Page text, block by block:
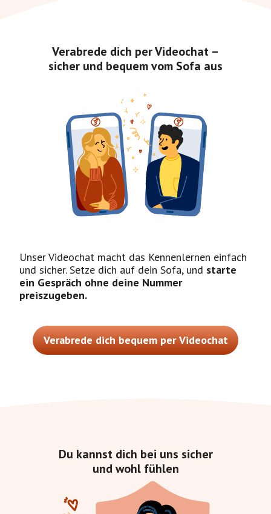
Verabrede dich per Videochat –
sicher und bequem vom Sofa aus
Unser Videochat macht das Kennenlernen einfach
und sicher. Setze dich auf dein Sofa, und starte
ein Gespräch ohne deine Nummer
preiszugeben.
Verabrede dich bequem per Videochat
Du kannst dich bei uns sicher
und wohl fühlen